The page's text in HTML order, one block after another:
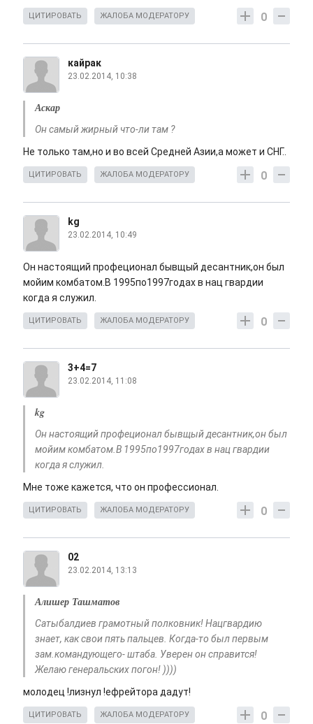
0
ЦИТИРОВАТЬ ЖАЛОБА МОДЕРАТОРУ
кайрак
23.02.2014, 10:38
Аскар
Он самый жирный что-ли там ?
Не только там,но и во всей Средней Азии,а может и СНГ..
0
ЦИТИРОВАТЬ ЖАЛОБА МОДЕРАТОРУ
kg
23.02.2014, 10:49
Он настоящий профеционал бывщый десантник,он был
мойим комбатом.В 1995по1997годах в нац гвардии
когда я служил.
0
ЦИТИРОВАТЬ ЖАЛОБА МОДЕРАТОРУ
3+4=7
23.02.2014, 11:08
kg
Он настоящий профеционал бывщый десантник,он был
мойим комбатом.В 1995по1997годах в нац гвардии
когда я служил.
Мне тоже кажется, что он профессионал.
0
ЦИТИРОВАТЬ ЖАЛОБА МОДЕРАТОРУ
02
23.02.2014, 13:13
Алишер Ташматов
Сатыбалдиев грамотный полковник! Нацгвардию
знает, как свои пять пальцев. Когда-то был первым
зам.командующего- штаба. Уверен он справится!
Желаю генеральских погон! ))))
молодец !лизнул !ефрейтора дадут!
0
ЦИТИРОВАТЬ ЖАЛОБА МОДЕРАТОРУ